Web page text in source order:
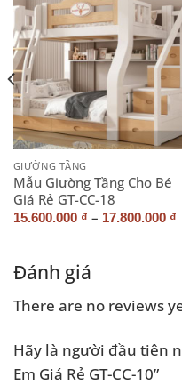
GIƯỜNG TẦNG
Mẫu Giường Tầng Cho Bé
Giá Rẻ GT-CC-18
15.600.000 ₫ – 17.800.000 ₫
Đánh giá
There are no reviews
Hãy là người đầu tiên
Em Giá Rẻ GT-CC-10”